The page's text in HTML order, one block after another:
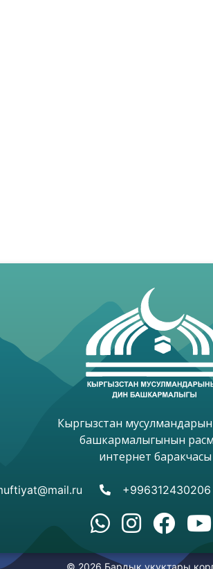
Кыргызстан
башкармалыгынын
интернет баракчасы
+996312430206
© 2026 Бардык укуктары